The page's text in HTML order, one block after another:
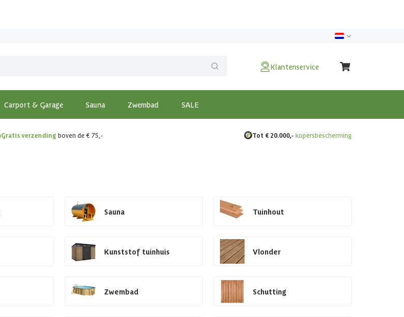
Klantenservice
Carport & Garage Sauna Zwembad SALE
Gratis verzending boven de € 75,- Tot € 20.000,- kopersbescherming
Sauna Tuinhout
Kunststof tuinhuis Vlonder
Zwembad Schutting